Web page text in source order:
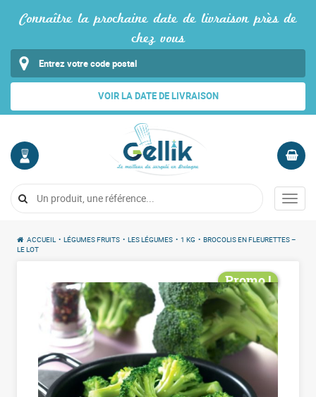
Connaître la prochaine date de livraison près de
chez vous
VOIR LA DATE DE LIVRAISON
COMPTE
Me
Vide
Menu
ACCUEIL • LÉGUMES FRUITS • LES LÉGUMES • 1 KG • BROCOLIS EN FLEURETTES –
LE LOT
Promo !